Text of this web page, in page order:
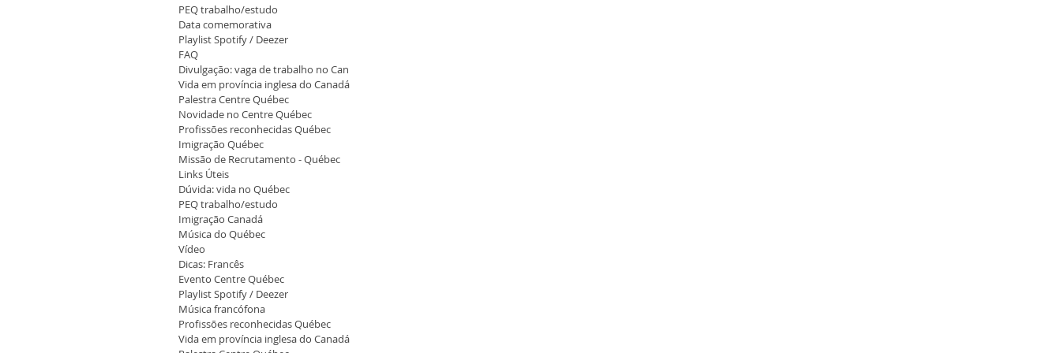
PEQ trabalho/estudo
Data comemorativa
Playlist Spotify / Deezer
FAQ
Divulgação: vaga de trabalho no Can
Vida em província inglesa do Canadá
Palestra Centre Québec
Novidade no Centre Québec
Profissões reconhecidas Québec
Imigração Québec
Missão de Recrutamento - Québec
Links Úteis
Dúvida: vida no Québec
PEQ trabalho/estudo
Imigração Canadá
Música do Québec
Vídeo
Dicas: Francês
Evento Centre Québec
Playlist Spotify / Deezer
Música francófona
Profissões reconhecidas Québec
Vida em província inglesa do Canadá